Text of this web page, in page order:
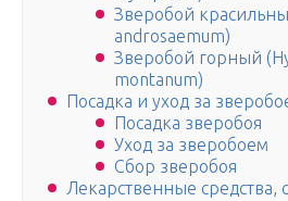
Зверобой
androsaemum)
Зверобой горный
montanum)
Посадка и уход за
Посадка зверобоя
Уход за зверобоем
Сбор зверобоя
Лекарственные средства,